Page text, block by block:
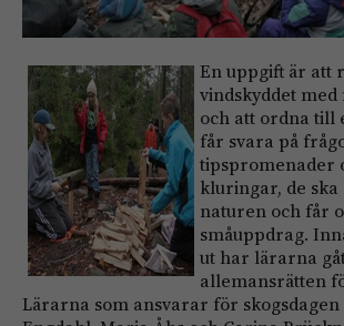
En uppgift är att
vindskyddet
och att ordna till
får svara på
tipspromenader
kluringar, de
naturen och får
småuppdrag.
ut har lärarna
allemansrätten
Lärarna som ansvarar för